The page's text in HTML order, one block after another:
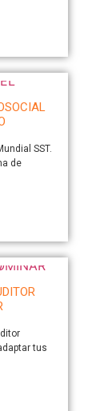
SST.
de
tus